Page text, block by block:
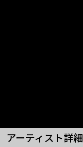
アーティスト詳細